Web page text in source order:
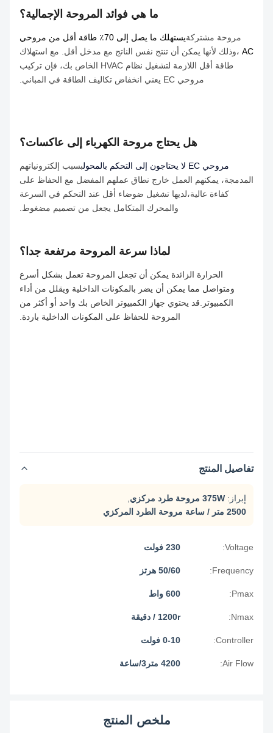
ما هي فوائد المروحة الإجمالية؟
مروحة مشتركة
يستهلك ما يصل إلى 70٪ طاقة أقل من مروحي
وذلك لأنها يمكن أن تنتج نفس الناتج مع مدخل أقل. مع استهلاك
طاقة أقل اللازمة لتشغيل نظام HVAC الخاص بك، فإن تركيب
مروحي EC يعني انخفاض تكاليف الطاقة في المباني.
هل يحتاج مروحة الكهرباء إلى عاكسات؟
مروحي EC لا يحتاجون إلى التحكم بالمحول
بسبب إلكترونياتهم
المدمجة، يمكنهم العمل خارج نطاق عملهم المفضل مع الحفاظ على
كفاءة عالية،لديها تشغيل ضوضاء أقل عند التحكم في السرعة
والمحرك المتكامل يجعل من تصميم مضغوط.
لماذا سرعة المروحة مرتفعة جدا؟
الحرارة الزائدة يمكن أن تجعل المروحة تعمل بشكل أسرع
ومتواصل مما يمكن أن يضر بالمكونات الداخلية ويقلل من أداء
الكمبيوتر.قد يحتوي جهاز الكمبيوتر الخاص بك واحد أو أكثر من
المروحة للحفاظ على المكونات الداخلية باردة.
تفاصيل المنتج
375W مروحة طرد مركزي
,
Voltage:
Frequency: 50/60 هرتز
Pmax:
Nmax: 1200r / دقيقة
Controller:
Air Flow:
ملخص المنتج